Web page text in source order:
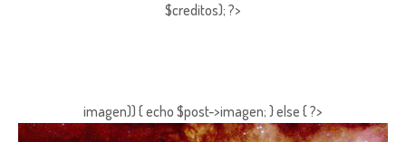
$creditos); ?>
imagen)) { echo $post->imagen; } else { ?>